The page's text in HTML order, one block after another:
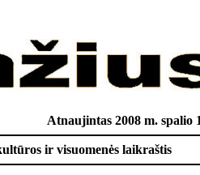
Atnaujintas 2008 m. spalio
ir visuomenės laikraštis